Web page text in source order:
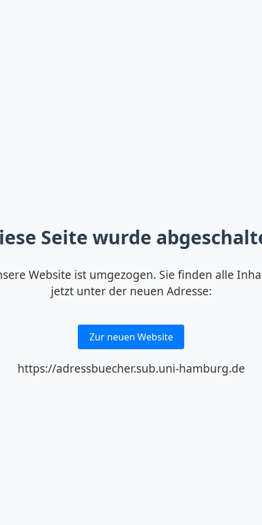
Seite wurde
Website ist umgezogen. Sie finden alle
jetzt unter der neuen Adresse:
Zur neuen Website
https://adressbuecher.sub.uni-hamburg.de